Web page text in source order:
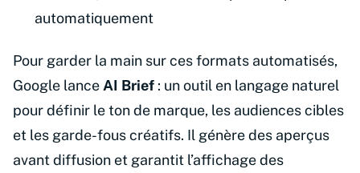
automatiquement
Pour garder la main sur ces formats automatisés,
Google lance AI Brief : un outil en langage naturel
pour définir le ton de marque, les audiences cibles
et les garde-fous créatifs. Il génère des aperçus
avant diffusion et garantit l’affichage des